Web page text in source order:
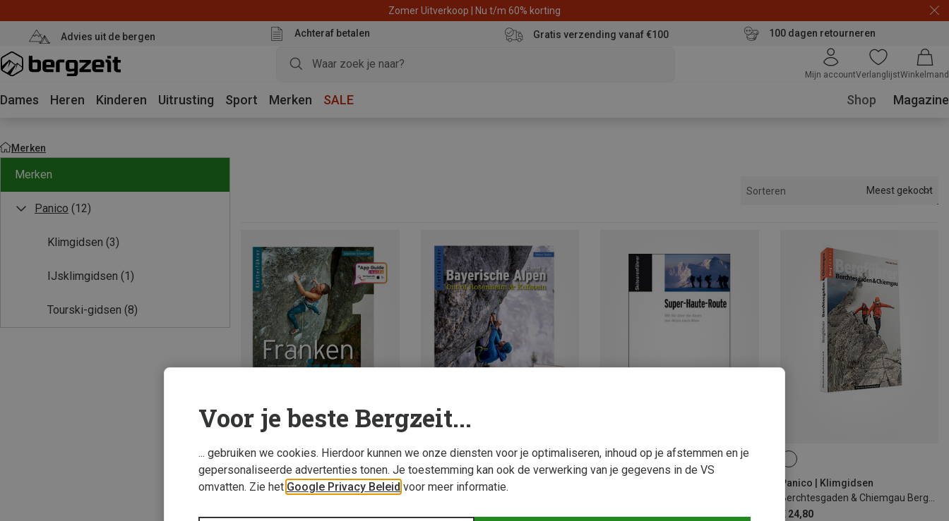
Zomer Uitverkoop | Nu t/m 60% korting
Advies uit de bergen Achteraf betalen Gratis verzending vanaf €100 100 dagen retourneren
Mijn accountVerlanglijstWinkelmand
Dames Heren Kinderen Uitrusting Sport Merken SALE Shop Magazine
Merken
Merken
Panico (12)
Klimgidsen (3)
IJsklimgidsen (1)
Tourski-gidsen (8)
Sorteren Meest gekocht
Panico | Klimgidsen
Frankenjura Band 1 Klimgids Sport
Panico | Klimgidsen
Panico | Klimgidsen
€ 24,80
Voor je beste Bergzeit...
... gebruiken we cookies. Hierdoor kunnen we onze diensten voor je optimaliseren, inhoud op je afstemmen en je
gepersonaliseerde advertenties tonen. Je toestemming kan ook de verwerking van je gegevens in de VS
omvatten. Zie het Google Privacy Beleid voor meer informatie.